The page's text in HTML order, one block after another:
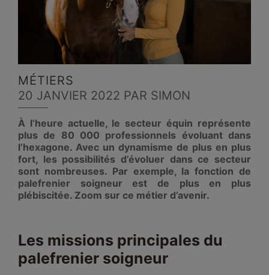
MÉTIERS
20 JANVIER 2022 PAR SIMON
À l’heure actuelle, le secteur équin représente
plus de 80 000 professionnels évoluant dans
l’hexagone. Avec un dynamisme de plus en plus
fort, les possibilités d’évoluer dans ce secteur
sont nombreuses. Par exemple, la fonction de
palefrenier soigneur est de plus en plus
plébiscitée. Zoom sur ce métier d’avenir.
Les missions principales du
palefrenier soigneur